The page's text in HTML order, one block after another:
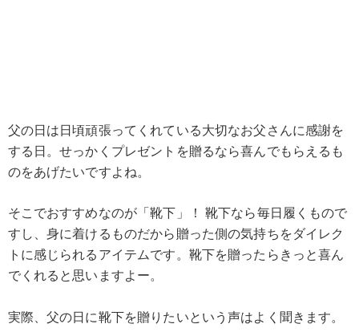
父の日は日頃頑張ってくれている大切なお父さんに感謝を
する日。せっかくプレゼントを贈るなら喜んでもらえるも
のをあげたいですよね。
そこでおすすめなのが「靴下」！ 靴下なら毎日履くもので
すし、身に着けるものだから贈った側の気持ちをダイレク
トに感じられるアイテムです。靴下を贈ったらきっと喜ん
でくれると思いますよー。
実際、父の日に靴下を贈りたいという声はよく聞きます。